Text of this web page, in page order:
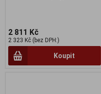
2 811 Kč
2 323 Kč (bez DPH:)
Koupit